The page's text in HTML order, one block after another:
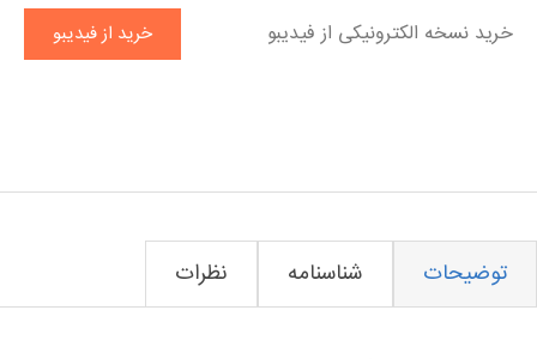
خرید نسخه الکترونیکی از فیدیبو خرید از فیدیبو
توضیحات شناسنامه نظرات